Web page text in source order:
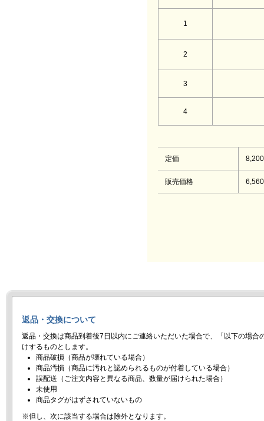
1
2
3
4
定価
販売価格
返品・交換について
返品・交換は商品到着後7日以内にご連絡いただいた場合で、「以下の場合
けするものとします。
商品破損（商品が壊れている場合）
商品汚損（商品に汚れと認められるものが付着している場合）
誤配送（ご注文内容と異なる商品、数量が届けられた場合）
未使用
商品タグがはずされていないもの
※但し、次に該当する場合は除外となります。